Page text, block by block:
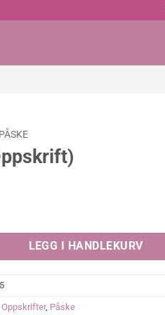
PÅSKE
LEGG I HANDLEKURV
Oppskrifter, Påske